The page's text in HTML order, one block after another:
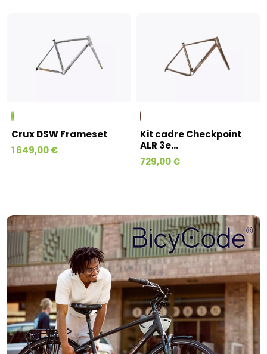
Crux DSW Frameset
1 649,00 €
Kit cadre Checkpoint
ALR 3e...
729,00 €